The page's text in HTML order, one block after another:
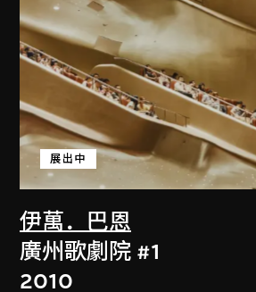
伊萬．巴恩
展出中
廣州歌劇院 #1
2010